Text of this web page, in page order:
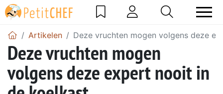
Artikelen Deze vruchten mogen volgens deze
Deze vruchten mogen
volgens deze expert nooit in